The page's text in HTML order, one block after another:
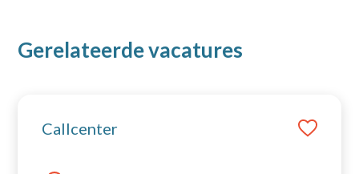
Gerelateerde vacatures
Callcenter